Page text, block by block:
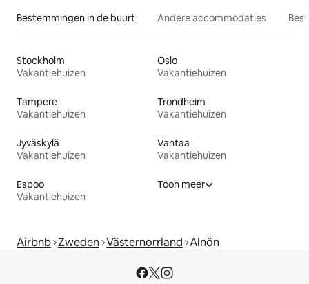
Bestemmingen in de buurt Andere accommodaties
Stockholm
Vakantiehuizen
Oslo
Vakantiehuizen
Tampere
Vakantiehuizen
Trondheim
Vakantiehuizen
Jyväskylä
Vakantiehuizen
Vantaa
Vakantiehuizen
Espoo
Vakantiehuizen
Toon meer
Airbnb Zweden Västernorrland Alnön